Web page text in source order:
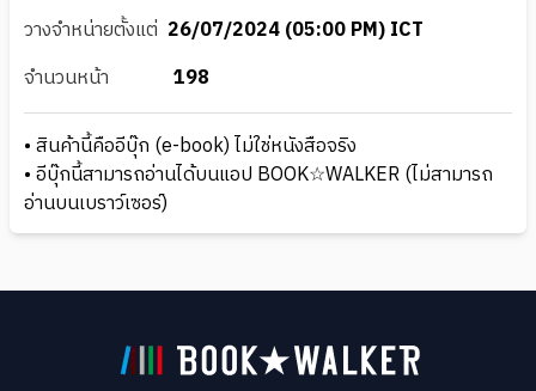
วางจำหน่ายตั้งแต่ 26/07/2024 (05:00 PM) ICT
จำนวนหน้า
198
• สินค้านี้คืออีบุ๊ก (e-book) ไม่ใช่หนังสือจริง
• อีบุ๊กนี้สามารถอ่านได้บนแอป BOOK☆WALKER (ไม่สามารถ
อ่านบนเบราว์เซอร์)